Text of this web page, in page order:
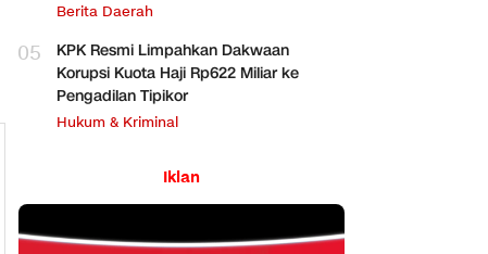
Berita Daerah
05
KPK Resmi Limpahkan Dakwaan
Korupsi Kuota Haji Rp622 Miliar ke
Pengadilan Tipikor
Hukum & Kriminal
Iklan